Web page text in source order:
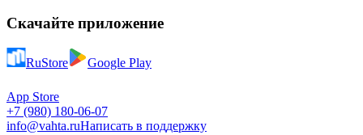
Скачайте приложение
RuStore Google Play
App Store
+7 (980) 180-06-07
info@vahta.ruНаписать в поддержку